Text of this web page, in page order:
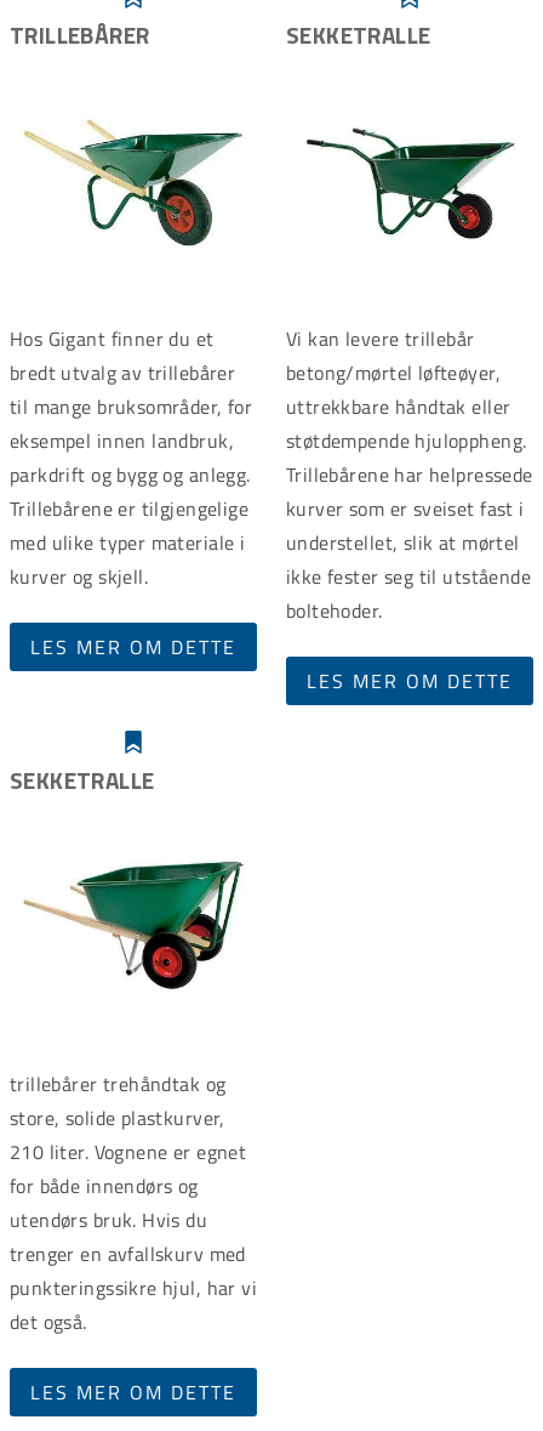
TRILLEBÅRER
Hos Gigant finner du et
bredt utvalg av trillebårer
til mange bruksområder, for
eksempel innen landbruk,
parkdrift og bygg og anlegg.
Trillebårene er tilgjengelige
med ulike typer materiale i
kurver og skjell.
LES MER OM DETTE
SEKKETRALLE
Vi kan levere trillebår
betong/mørtel løfteøyer,
uttrekkbare håndtak eller
støtdempende hjuloppheng.
Trillebårene har helpressede
kurver som er sveiset fast i
understellet, slik at mørtel
ikke fester seg til utstående
boltehoder.
LES MER OM DETTE
SEKKETRALLE
trillebårer trehåndtak og
store, solide plastkurver,
210 liter. Vognene er egnet
for både innendørs og
utendørs bruk. Hvis du
trenger en avfallskurv med
punkteringssikre hjul, har vi
det også.
LES MER OM DETTE